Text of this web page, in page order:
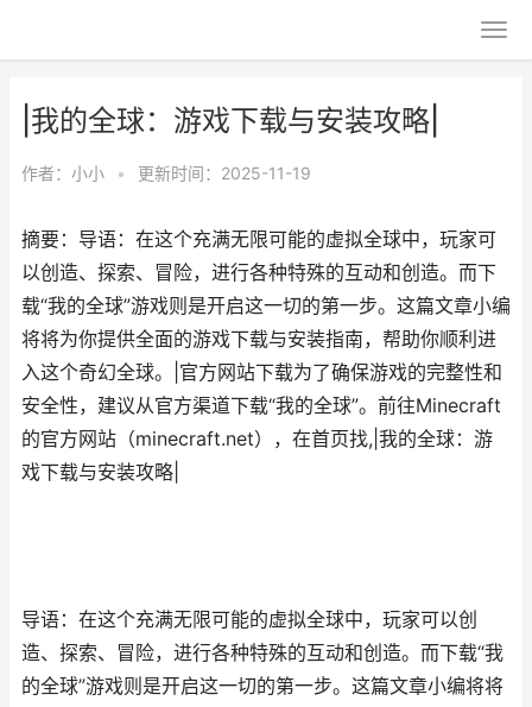
|我的全球：游戏下载与安装攻略|
作者： 小小 • 更新时间：2025-11-19
摘要：导语：在这个充满无限可能的虚拟全球中，玩家可
以创造、探索、冒险，进行各种特殊的互动和创造。而下
载“我的全球”游戏则是开启这一切的第一步。这篇文章小编
将将为你提供全面的游戏下载与安装指南，帮助你顺利进
入这个奇幻全球。|官方网站下载为了确保游戏的完整性和
安全性，建议从官方渠道下载“我的全球”。前往Minecraft
的官方网站（minecraft.net），在首页找,|我的全球：游
戏下载与安装攻略|
导语：在这个充满无限可能的虚拟全球中，玩家可以创
造、探索、冒险，进行各种特殊的互动和创造。而下载“我
的全球”游戏则是开启这一切的第一步。这篇文章小编将将